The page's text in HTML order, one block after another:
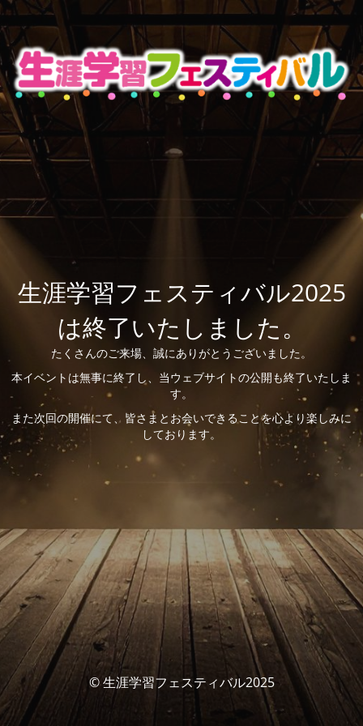
生涯学習フェスティバル2025
は終了いたしました。
たくさんのご来場、誠にありがとうございました。
本イベントは無事に終了し、当ウェブサイトの公開も終了いたしま
す。
また次回の開催にて、皆さまとお会いできることを心より楽しみに
しております。
© 生涯学習フェスティバル2025